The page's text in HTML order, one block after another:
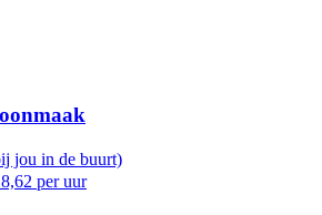
jou in de buurt)
per uur